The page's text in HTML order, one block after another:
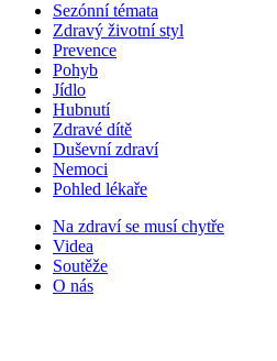
Sezónní témata
Zdravý životní styl
Prevence
Pohyb
Jídlo
Hubnutí
Zdravé dítě
Duševní zdraví
Nemoci
Pohled lékaře
Na zdraví se musí chytře
Videa
Soutěže
O nás